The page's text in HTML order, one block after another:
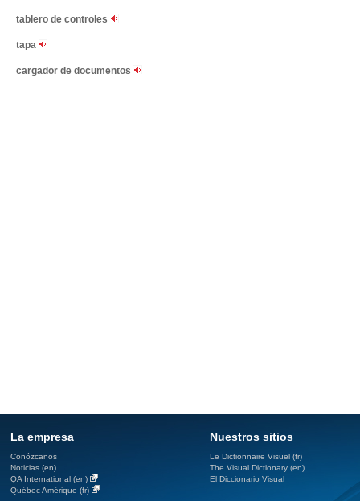
tablero de controles
tapa
cargador de documentos
La empresa
Conózcanos
Noticias (en)
QA International (en)
Québec Amérique (fr)
Nuestros sitios
Le Dictionnaire Visuel (fr)
The Visual Dictionary (en)
El Diccionario Visual